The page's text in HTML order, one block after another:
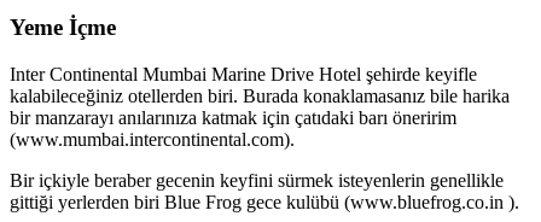
Yeme İçme
Inter Continental Mumbai Marine Drive Hotel şehirde keyifle
kalabileceğiniz otellerden biri. Burada konaklamasanız bile harika
bir manzarayı anılarınıza katmak için çatıdaki barı öneririm
(www.mumbai.intercontinental.com).
Bir içkiyle beraber gecenin keyfini sürmek isteyenlerin genellikle
gittiği yerlerden biri Blue Frog gece kulübü (www.bluefrog.co.in ).